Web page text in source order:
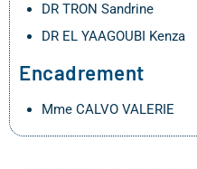
DR TRON Sandrine
DR EL YAAGOUBI Kenza
Encadrement
Mme CALVO VALERIE